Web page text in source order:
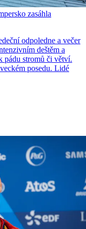
zasáhla
odpoledne a večer
deštěm a
pádu stromů či větví.
posedu. Lidé